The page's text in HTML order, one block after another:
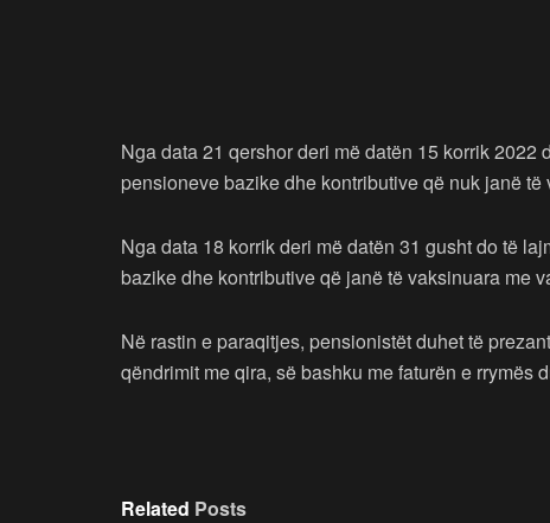
Nga data 21 qershor deri më datën 15 korrik
pensioneve bazike dhe kontributive që nuk janë
Nga data 18 korrik deri më datën 31 gusht do të
bazike dhe kontributive që janë të vaksinuara me
Në rastin e paraqitjes, pensionistët duhet të
qëndrimit me qira, së bashku me faturën e rrymës
Related Posts